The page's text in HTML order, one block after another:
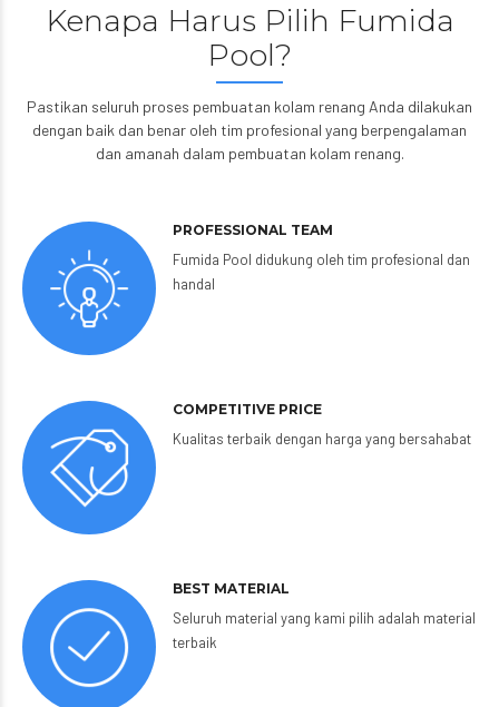
Kenapa Harus Pilih Fumida
Pool?
Pastikan seluruh proses pembuatan kolam renang Anda dilakukan
dengan baik dan benar oleh tim profesional yang berpengalaman
dan amanah dalam pembuatan kolam renang.
PROFESSIONAL TEAM
Fumida Pool didukung oleh tim profesional dan
handal
COMPETITIVE PRICE
Kualitas terbaik dengan harga yang bersahabat
BEST MATERIAL
Seluruh material yang kami pilih adalah material
terbaik